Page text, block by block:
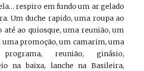
respiro em fundo um ar gelado
Um duche rapido, uma roupa ao
até ao quiosque, uma reunião, um
uma promoção, um camarim, uma
programa, reunião, ginásio,
na baixa, lanche na Basileira,